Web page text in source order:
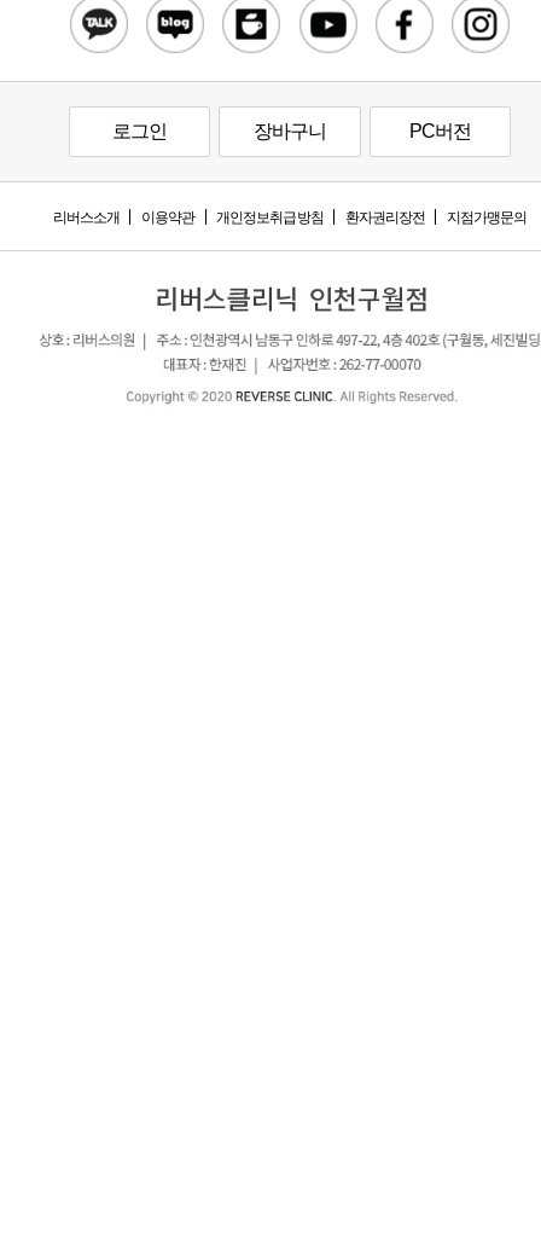
로그인 장바구니 PC버전
리버스소개 이용약관 개인정보취급방침 환자권리장전 지점가맹문의